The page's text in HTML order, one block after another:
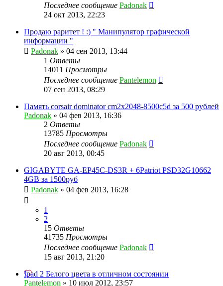
Последнее сообщение Padonak
24 окт 2013, 22:23
Продаю раритет ! :) " Манипулятор графической
информации "
Padonak » 04 сен 2013, 13:44
1 Ответы
14011 Просмотры
Последнее сообщение Pantelemon
07 сен 2013, 08:29
Память corsair dominator cm2x2048-8500c5d за 500 рублей
Padonak » 04 фев 2013, 16:36
2 Ответы
13785 Просмотры
Последнее сообщение Padonak
20 авг 2013, 00:45
GIGABYTE GA-EP45C-DS3R + 6Patriot PSD32G10662
4GB за 1500руб
Padonak » 04 фев 2013, 16:28
1
2
15 Ответы
41735 Просмотры
Последнее сообщение Padonak
15 авг 2013, 21:20
Ipad 2 Белого цвета в отличном состоянии
Pantelemon » 10 июл 2012, 23:57